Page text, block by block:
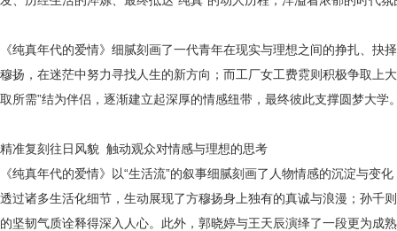
《纯真年代的爱情》细腻刻画了一代青年在现实与理想之间的挣扎、抉
穆扬，在迷茫中努力寻找人生的新方向；而工厂女工费霓则积极争取上
取所需”结为伴侣，逐渐建立起深厚的情感纽带，最终彼此支撑圆梦大学
精准复刻往日风貌 触动观众对情感与理想的思考
《纯真年代的爱情》以“生活流”的叙事细腻刻画了人物情感的沉淀与变
透过诸多生活化细节，生动展现了方穆扬身上独有的真诚与浪漫；孙千
的坚韧气质诠释得深入人心。此外，郭晓婷与王天辰演绎了一段更为成